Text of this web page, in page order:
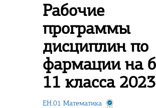
Рабочие
программы
дисциплин по
фармации на
11 класса
ЕН.01 Математика